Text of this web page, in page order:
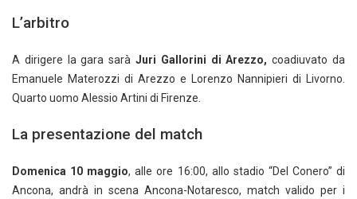
L’arbitro
A dirigere la gara sarà Juri Gallorini di Arezzo, coadiuvato da
Emanuele Materozzi di Arezzo e Lorenzo Nannipieri di Livorno.
Quarto uomo Alessio Artini di Firenze.
La presentazione del match
Domenica 10 maggio, alle ore 16:00, allo stadio “Del Conero” di
Ancona, andrà in scena Ancona-Notaresco, match valido per i